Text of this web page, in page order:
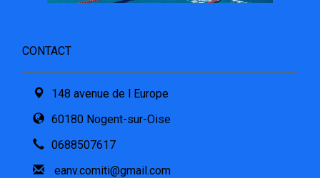
CONTACT
148 avenue de l Europe
60180 Nogent-sur-Oise
0688507617
eanv.comiti@gmail.com